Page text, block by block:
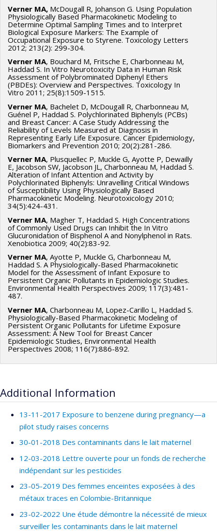
Verner MA, McDougall R, Johanson G. Using Population
Physiologically Based Pharmacokinetic Modeling to
Determine Optimal Sampling Times and to Interpret
Biological Exposure Markers: The Example of
Occupational Exposure to Styrene. Toxicology Letters
2012; 213(2): 299-304.
Verner MA, Bouchard M, Fritsche E, Charbonneau M,
Haddad S. In Vitro Neurotoxicity Data in Human Risk
Assessment of Polybrominated Diphenyl Ethers
(PBDEs): Overview and Perspectives. Toxicology In
Vitro 2011; 25(8):1509-1515.
Verner MA, Bachelet D, McDougall R, Charbonneau M,
Guénel P, Haddad S. Polychlorinated Biphenyls (PCBs)
and Breast Cancer: A Case Study Addressing the
Reliability of Levels Measured at Diagnosis in
Representing Early Life Exposure. Cancer Epidemiology,
Biomarkers and Prevention 2010; 20(2):281-286.
Verner MA, Plusquellec P, Muckle G, Ayotte P, Dewailly
E, Jacobson SW, Jacobson JL, Charbonneau M, Haddad S.
Alteration of Infant Attention and Activity by
Polychlorinated Biphenyls: Unravelling Critical Windows
of Susceptibility Using Physiologically Based
Pharmacokinetic Modeling. Neurotoxicology 2010;
34(5):424-431.
Verner MA, Magher T, Haddad S. High Concentrations
of Commonly Used Drugs can Inhibit the In Vitro
Glucuronidation of Bisphenol A and Nonylphenol in Rats.
Xenobiotica 2009; 40(2):83-92.
Verner MA, Ayotte P, Muckle G, Charbonneau M,
Haddad S. A Physiologically-Based Pharmacokinetic
Model for the Assessment of Infant Exposure to
Persistent Organic Pollutants in Epidemiologic Studies.
Environmental Health Perspectives 2009; 117(3):481-
487.
Verner MA, Charbonneau M, Lopez-Carillo L, Haddad S.
Physiologically-Based Pharmacokinetic Modeling of
Persistent Organic Pollutants for Lifetime Exposure
Assessment: A New Tool for Breast Cancer
Epidemiologic Studies, Environmental Health
Perspectives 2008; 116(7):886-892.
Additional Information
13-11-2017 Exposure to benzene during pregnancy—a
pilot study raises concerns
30-01-2018 Des contaminants dans le lait maternel
12-03-2018 Lettre ouverte pour un fonds de recherche
indépendant sur les pesticides
23-05-2019 Des femmes enceintes exposées à des
métaux traces en Colombie-Britannique
23-02-2022 Une étude démontre la nécessité de mieux
surveiller les contaminants dans le lait maternel